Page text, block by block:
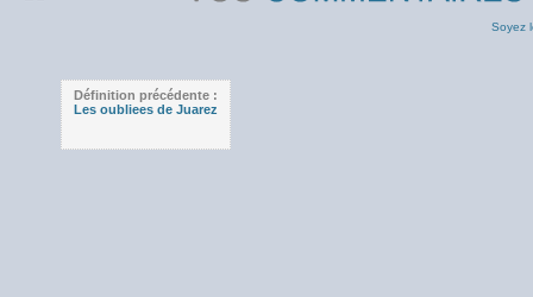
Soyez
Définition précédente :
Les oubliees de Juarez